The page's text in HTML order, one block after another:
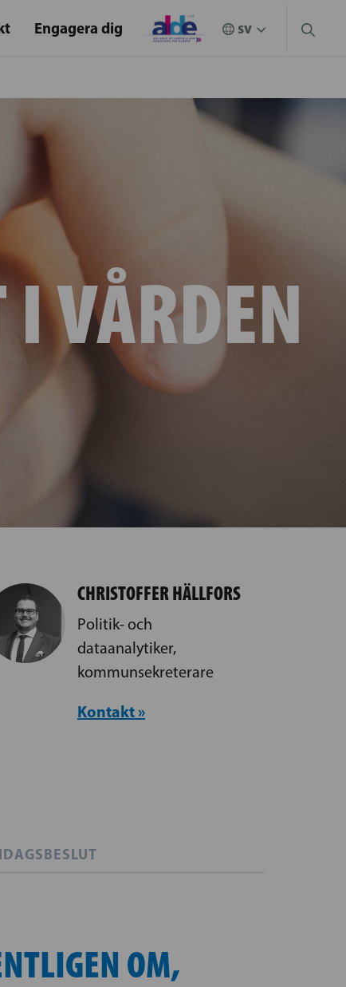
Engagera dig
VÅRDEN
CHRISTOFFER HÄLLFORS
Politik- och
dataanalytiker,
kommunsekreterare
Kontakt »
OM,